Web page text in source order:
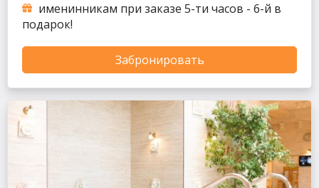
именинникам при заказе 5-ти часов - 6-й в
подарок!
Забронировать